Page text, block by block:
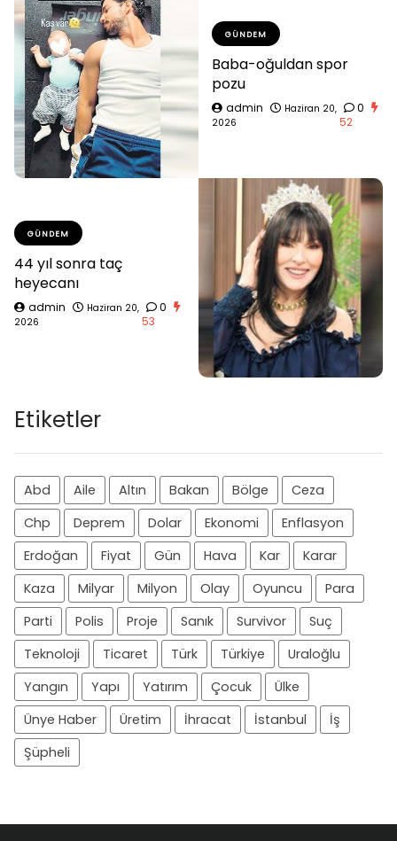
GÜNDEM
Baba-oğuldan spor
pozu
admin
Haziran 20,
2026
0
52
GÜNDEM
44 yıl sonra taç
heyecanı
admin
Haziran 20,
2026
0
53
Etiketler
Abd Aile Altın Bakan Bölge
Ceza
Chp
Deprem Dolar Ekonomi
Enflasyon
Erdoğan
Fiyat Gün Hava Kar
Karar
Kaza
Milyar Milyon Olay Oyuncu
Para
Parti
Polis Proje Sanık Survivor
Suç
Teknoloji
Ticaret Türk Türkiye
Uraloğlu
Yangın
Yapı Yatırım Çocuk
Ülke
Ünye Haber
Üretim İhracat İstanbul
İş
Şüpheli